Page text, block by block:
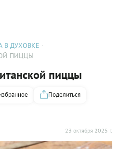
В ДУХОВКЕ
ПИЦЦЫ
пиццы
23 октября 2025 г.
Поделиться